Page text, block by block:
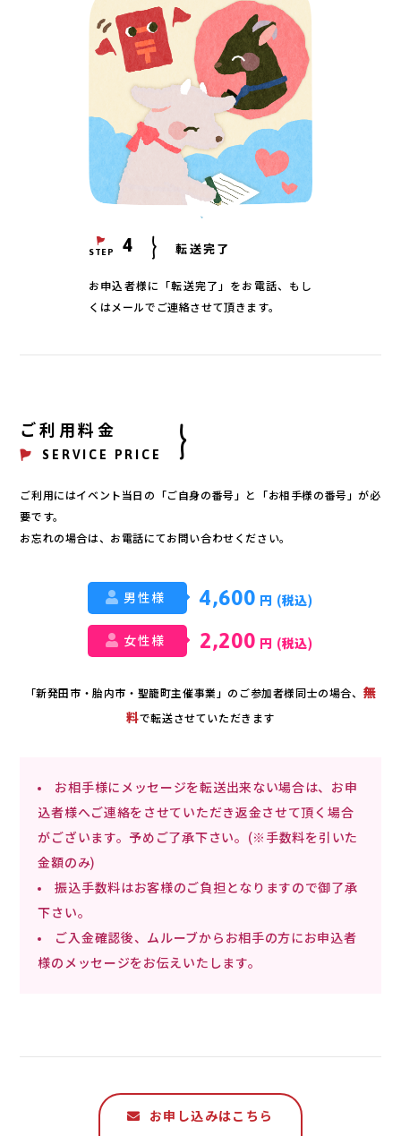
STEP 4 転送完了
お申込者様に「転送完了」をお電話、もし
くはメールでご連絡させて頂きます。
ご利用料金
SERVICE PRICE
ご利用にはイベント当日の「ご自身の番号」と「お相手様の番号」が必
要です。
お忘れの場合は、お電話にてお問い合わせください。
男性様 4,600 円 (税込)
女性様 2,200 円 (税込)
「新発田市・胎内市・聖籠町主催事業」のご参加者様同士の場合、 無
料で転送させていただきます
お相手様にメッセージを転送出来ない場合は、お申
込者様へご連絡をさせていただき返金させて頂く場合
がございます。予めご了承下さい。(※手数料を引いた
金額のみ)
振込手数料はお客様のご負担となりますので御了承
下さい。
ご入金確認後、ムルーブからお相手の方にお申込者
様のメッセージをお伝えいたします。
お申し込みはこちら